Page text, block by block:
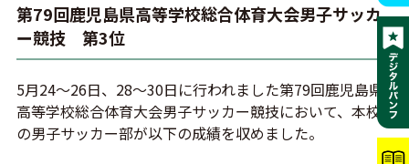
第79回鹿児島県高等学校総合体育大会男子サッカ
ー競技 第3位
5月24～26日、28～30日に行われました第79回鹿児島県
高等学校総合体育大会男子サッカー競技において、本校
の男子サッカー部が以下の成績を収めました。